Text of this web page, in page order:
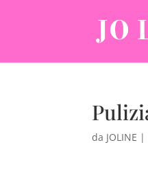
da JOLINE |